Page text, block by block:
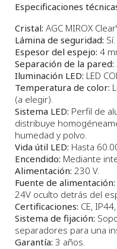
Especificaciones
Cristal: AGC MIROX
Lámina de seguridad: Sí.
Espesor del espejo: 4
Separación de la pared:
Iluminación LED: LED
Temperatura de color:
(a elegir).
Sistema LED: Perfil de
distribuye
humedad y polvo.
Vida útil LED: Hasta
Encendido: Mediante
Alimentación: 230 V.
Fuente de alimentación:
24V oculto detrás del
Certificaciones: CE,
Sistema de fijación:
separadores para una
Garantía: 3 años.